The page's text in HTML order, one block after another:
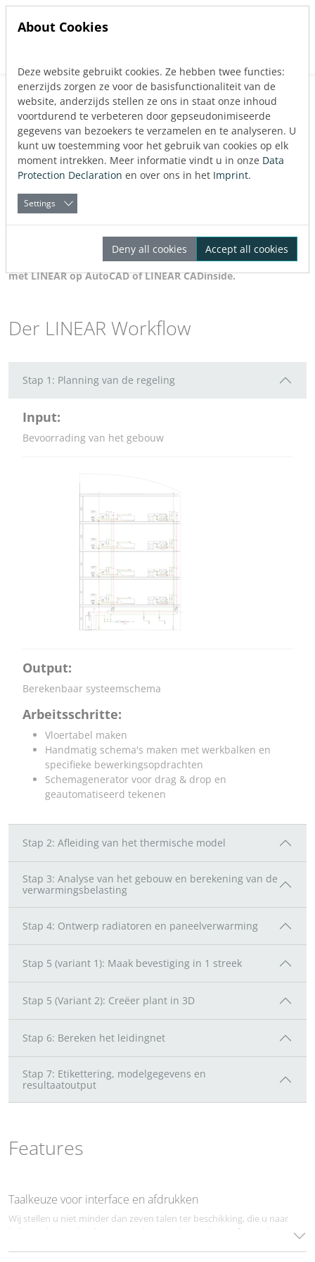
Jump directly to main navigation
Jump directly to content
Verwarmingsplanning in
AutoCAD
Met de oplossingen van LINEAR is een continue workflow in de
verwarmingsplanning gegarandeerd. Van het eerste ontwerp
productontwerpen en leidingnetberekeningen tot een
gedetailleerd 3D-ontwerp:Maak uw planning snel en efficiënt
met LINEAR op AutoCAD of LINEAR CADinside.
Der LINEAR Workflow
Stap 1: Planning van de regeling
Input:
Bevoorrading van het gebouw
Output:
Berekenbaar systeemschema
Arbeitsschritte:
Vloertabel maken
Handmatig schema's maken met werkbalken en
specifieke bewerkingsopdrachten
Schemagenerator voor drag & drop en
geautomatiseerd tekenen
Stap 2: Afleiding van het thermische model
Stap 3: Analyse van het gebouw en berekening van de
verwarmingsbelasting
Stap 4: Ontwerp radiatoren en paneelverwarming
Stap 5 (variant 1): Maak bevestiging in 1 streek
Stap 5 (Variant 2): Creëer plant in 3D
Stap 6: Bereken het leidingnet
Stap 7: Etikettering, modelgegevens en
resultaatoutput
Features
Taalkeuze voor interface en afdrukken
Wij stellen u niet minder dan zeven talen ter beschikking, die u naar
believen kunt gebruiken en combineren, hetzij als interfacetaal,
About Cookies
Deze website gebruikt cookies. Ze hebben twee functies:
enerzijds zorgen ze voor de basisfunctionaliteit van de
website, anderzijds stellen ze ons in staat onze inhoud
voortdurend te verbeteren door gepseudonimiseerde
gegevens van bezoekers te verzamelen en te analyseren. U
kunt uw toestemming voor het gebruik van cookies op elk
moment intrekken. Meer informatie vindt u in onze Data
Protection Declaration en over ons in het Imprint.
Settings
Deny all cookies Accept all cookies